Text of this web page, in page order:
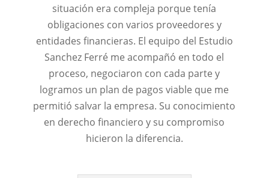
situación era compleja porque tenía
obligaciones con varios proveedores y
entidades financieras. El equipo del Estudio
Sanchez Ferré me acompañó en todo el
proceso, negociaron con cada parte y
logramos un plan de pagos viable que me
permitió salvar la empresa. Su conocimiento
en derecho financiero y su compromiso
hicieron la diferencia.